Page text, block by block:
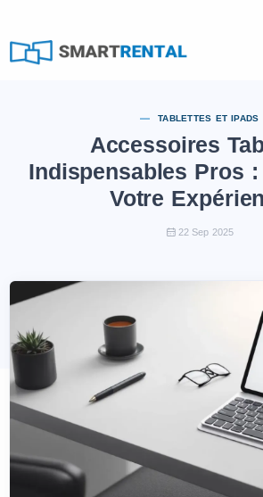
TABLETTES ET IPADS
Accessoires
Indispensables Pros
Votre
22 Sep 2025